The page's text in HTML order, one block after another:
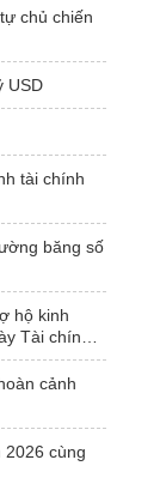
chủ chiến
USD
tài chính
băng số
hộ kinh
Tài chính
cảnh
2026 cùng